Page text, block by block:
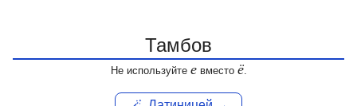
Не используйте евместо ё.